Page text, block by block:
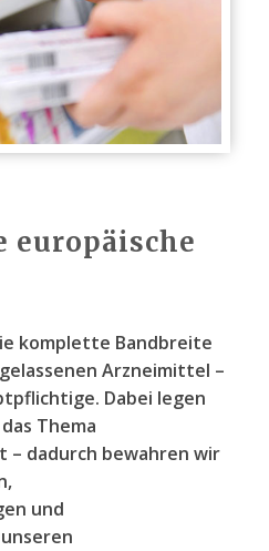
komplette Bandbreite
Arzneimittel –
Dabei legen
Thema
dadurch bewahren wir
und